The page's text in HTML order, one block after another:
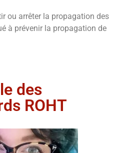
ou arrêter la propagation des
à prévenir la propagation de
des
ROHT